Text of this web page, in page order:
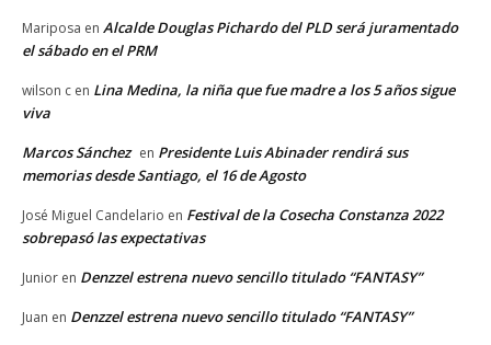
Mariposa en Alcalde Douglas Pichardo del PLD será juramentado
el sábado en el PRM
wilson c en Lina Medina, la niña que fue madre a los 5 años sigue
viva
Marcos Sánchez en Presidente Luis Abinader rendirá sus
memorias desde Santiago, el 16 de Agosto
José Miguel Candelario en Festival de la Cosecha Constanza 2022
sobrepasó las expectativas
Junior en Denzzel estrena nuevo sencillo titulado “FANTASY”
Juan en Denzzel estrena nuevo sencillo titulado “FANTASY”